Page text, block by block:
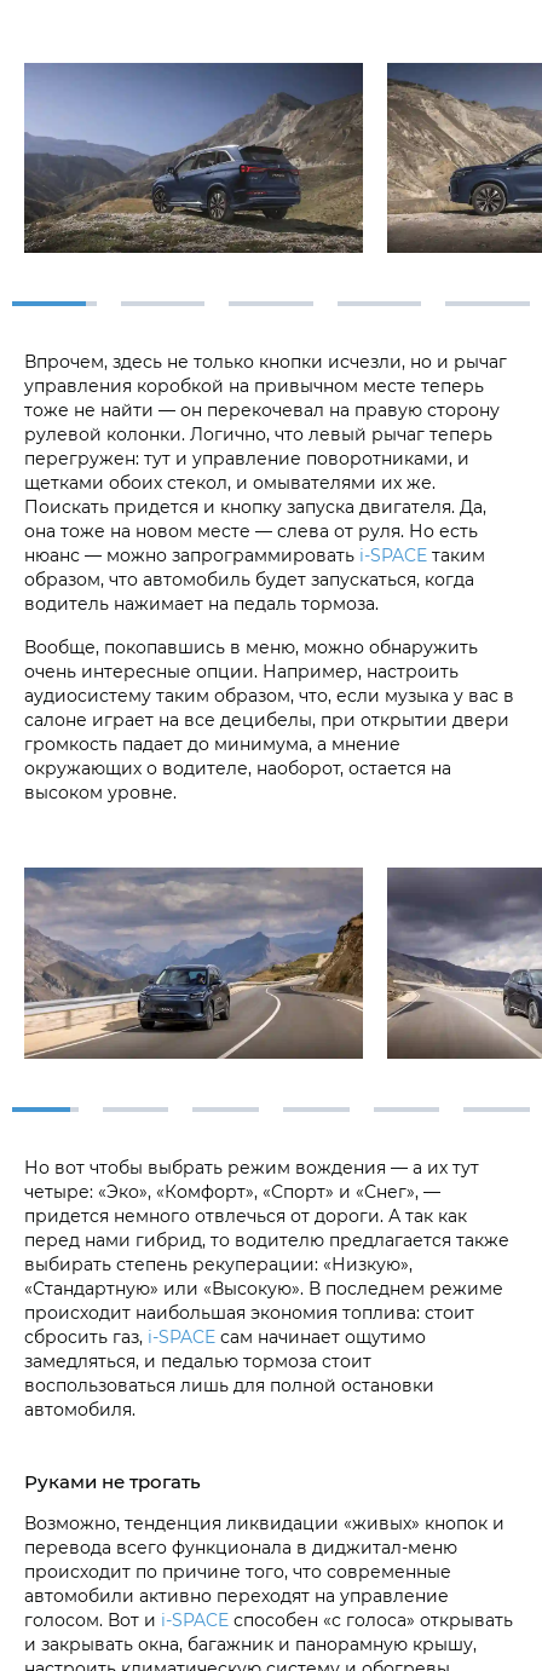
Впрочем, здесь не только кнопки исчезли, но и рычаг
управления коробкой на привычном месте теперь
тоже не найти — он перекочевал на правую сторону
рулевой колонки. Логично, что левый рычаг теперь
перегружен: тут и управление поворотниками, и
щетками обоих стекол, и омывателями их же.
Поискать придется и кнопку запуска двигателя. Да,
она тоже на новом месте — слева от руля. Но есть
нюанс — можно запрограммировать i‑SPACE таким
образом, что автомобиль будет запускаться, когда
водитель нажимает на педаль тормоза.
Вообще, покопавшись в меню, можно обнаружить
очень интересные опции. Например, настроить
аудиосистему таким образом, что, если музыка у вас в
салоне играет на все децибелы, при открытии двери
громкость падает до минимума, а мнение
окружающих о водителе, наоборот, остается на
высоком уровне.
Но вот чтобы выбрать режим вождения — а их тут
четыре: «Эко», «Комфорт», «Спорт» и «Снег», —
придется немного отвлечься от дороги. А так как
перед нами гибрид, то водителю предлагается также
выбирать степень рекуперации: «Низкую»,
«Стандартную» или «Высокую». В последнем режиме
происходит наибольшая экономия топлива: стоит
сбросить газ, i‑SPACE сам начинает ощутимо
замедляться, и педалью тормоза стоит
воспользоваться лишь для полной остановки
автомобиля.
Руками не трогать
Возможно, тенденция ликвидации «живых» кнопок и
перевода всего функционала в диджитал-меню
происходит по причине того, что современные
автомобили активно переходят на управление
голосом. Вот и i‑SPACE способен «с голоса» открывать
и закрывать окна, багажник и панорамную крышу,